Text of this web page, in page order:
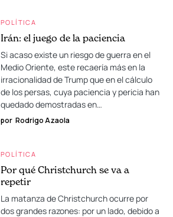
POLÍTICA
Irán: el juego de la paciencia
Si acaso existe un riesgo de guerra en el
Medio Oriente, este recaería más en la
irracionalidad de Trump que en el cálculo
de los persas, cuya paciencia y pericia han
quedado demostradas en…
por Rodrigo Azaola
POLÍTICA
Por qué Christchurch se va a
repetir
La matanza de Christchurch ocurre por
dos grandes razones: por un lado, debido a